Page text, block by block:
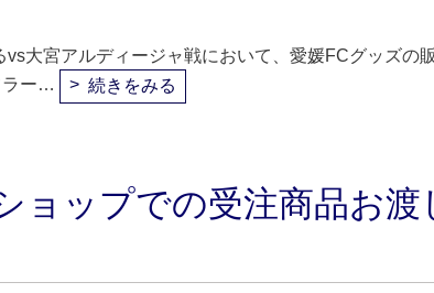
大宮アルディージャ戦において、愛媛FCグッズの
ラー…
続きをみる
ョップでの受注商品お渡